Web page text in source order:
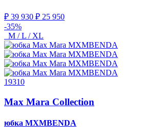
₽ 39 930 ₽ 25 950
-35%
M / L / XL
19310
Max Mara Collection
юбка MXMBENDA